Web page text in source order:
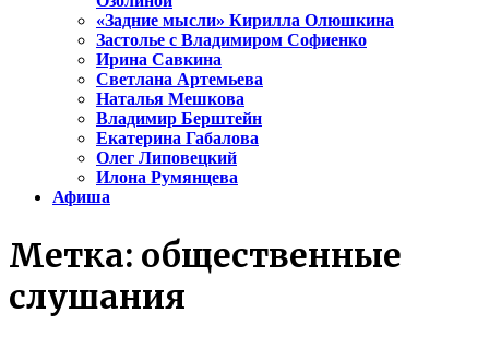
«Задние мысли» Кирилла Олюшкина
Застолье с Владимиром Софиенко
Ирина Савкина
Светлана Артемьева
Наталья Мешкова
Владимир Берштейн
Екатерина Габалова
Олег Липовецкий
Илона Румянцева
Афиша
Метка: общественные
слушания